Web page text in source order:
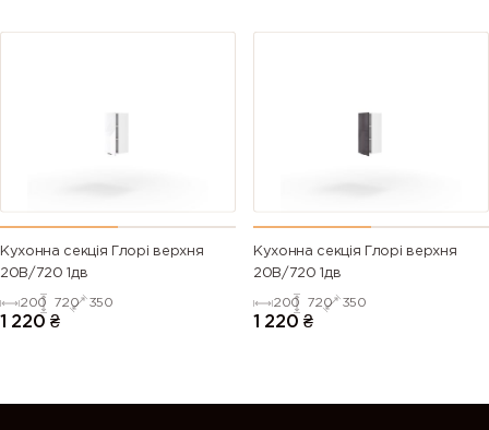
Кухонна секція Глорі верхня
20В/720 1дв
200 720 350
1 220 ₴
Кухонна секція Глорі верхня
20В/720 1дв
200 720 350
1 220 ₴